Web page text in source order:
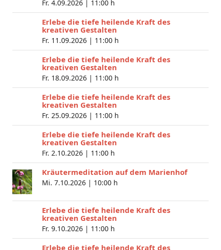
Fr. 4.09.2026 | 11:00 h
Erlebe die tiefe heilende Kraft des
kreativen Gestalten
Fr. 11.09.2026 | 11:00 h
Erlebe die tiefe heilende Kraft des
kreativen Gestalten
Fr. 18.09.2026 | 11:00 h
Erlebe die tiefe heilende Kraft des
kreativen Gestalten
Fr. 25.09.2026 | 11:00 h
Erlebe die tiefe heilende Kraft des
kreativen Gestalten
Fr. 2.10.2026 | 11:00 h
Kräutermeditation auf dem Marienhof
Mi. 7.10.2026 | 10:00 h
Erlebe die tiefe heilende Kraft des
kreativen Gestalten
Fr. 9.10.2026 | 11:00 h
Erlebe die tiefe heilende Kraft des